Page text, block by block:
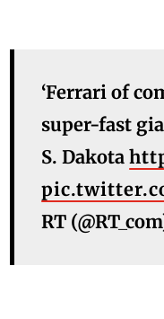
‘Ferrari of
super-fast
S. Dakota
RT